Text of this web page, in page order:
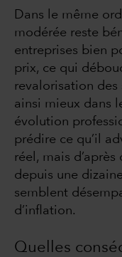
Dans le même
modérée reste
entreprises bien
prix, ce qui
revalorisation des
ainsi mieux dans
évolution
prédire ce qu’il
réel, mais
depuis une
semblent
d’inflation.
Quelles